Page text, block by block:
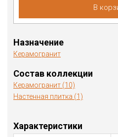
В
Назначение
Керамогранит
Состав коллекции
Керамогранит (10)
Настенная плитка (1)
Характеристики